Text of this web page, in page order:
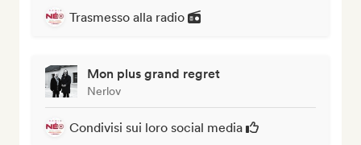
Trasmesso alla radio
Mon plus grand regret
Nerlov
Condivisi sui loro social media